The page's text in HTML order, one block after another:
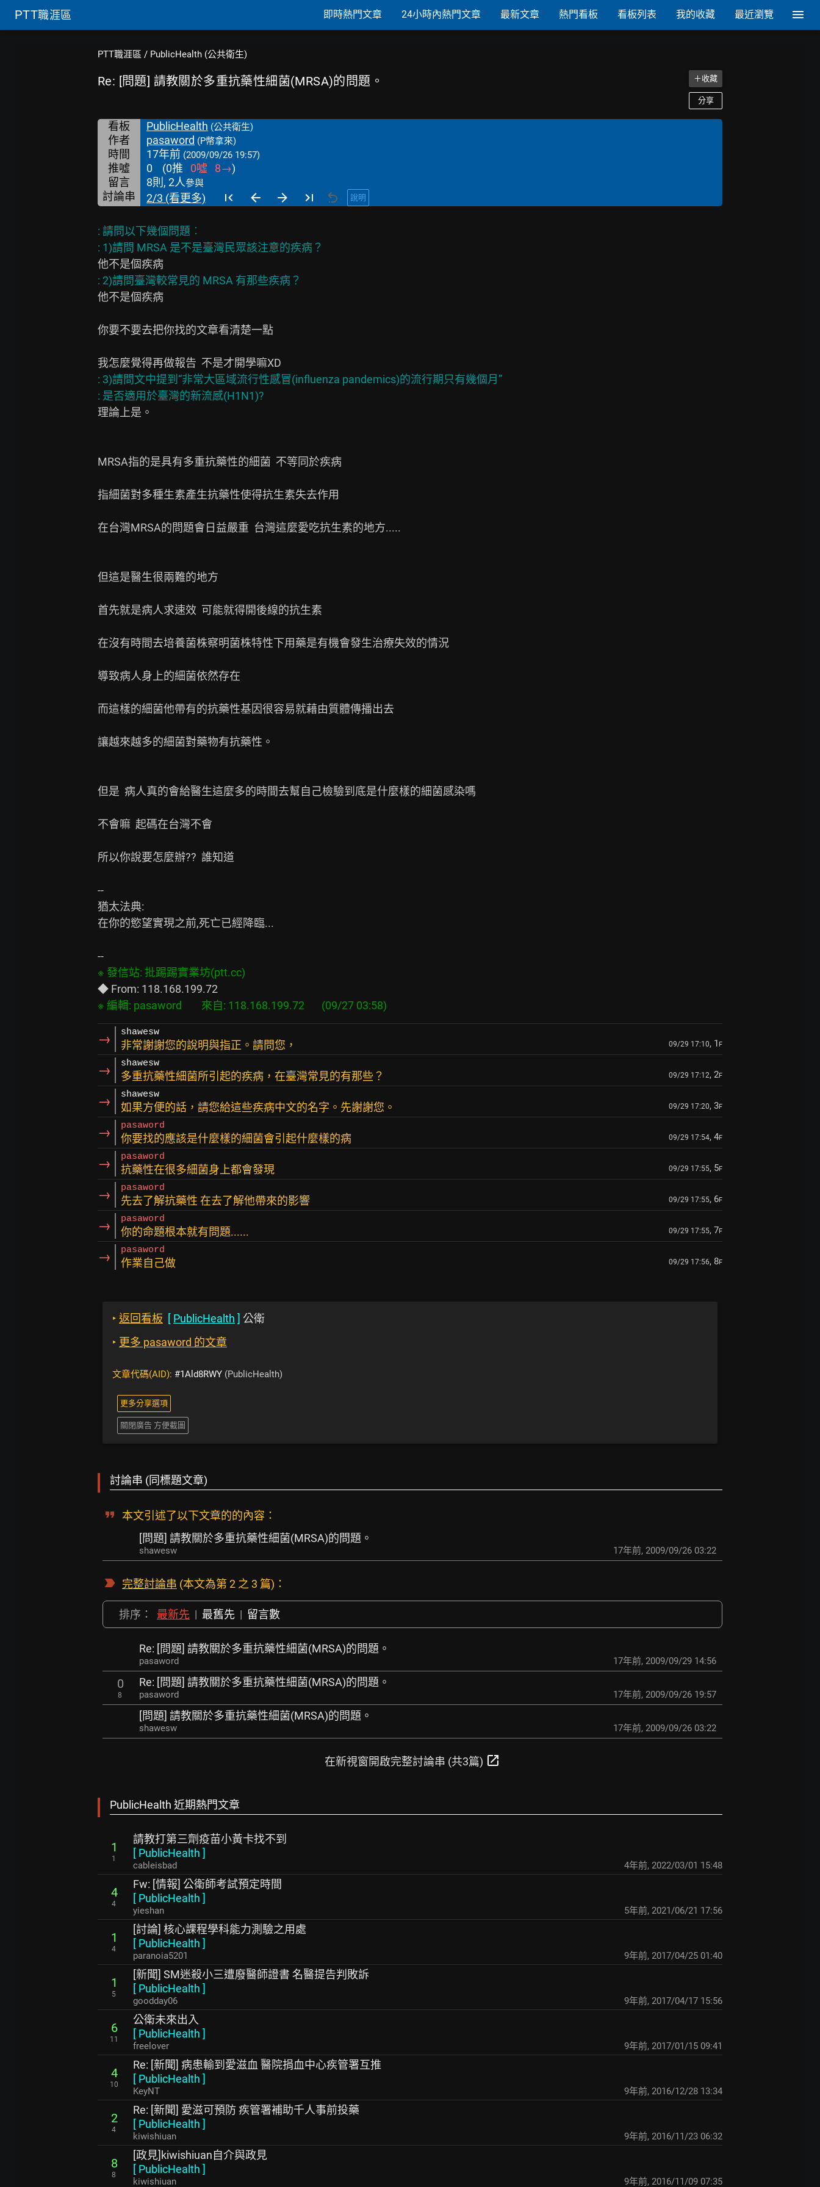
PTT職涯區 即時熱門文章 24小時內熱門文章 最新文章 熱門看板 看板列表 我的收藏 最近瀏覽
PTT職涯區 / PublicHealth (公共衛生)
Re: [問題] 請教關於多重抗藥性細菌(MRSA)的問題。 ＋收藏
分享
看板 PublicHealth (公共衛生)
作者 pasaword (P幣拿來)
時間 17年前 (2009/09/26 19:57)
推噓 0 (0推 0噓 8→)
留言
8則, 2人參與
討論串 2/3 (看更多) 說明
: 請問以下幾個問題︰
他不是個疾病
你要不要去把你找的文章看清楚一點
: 3)請問文中提到“非常大區域流行性感冒(influenza pandemics)的流行期只有幾個月”
理論上是。
MRSA指的是具有多重抗藥性的細菌  不等同於疾病
指細菌對多種生素產生抗藥性使得抗生素失去作用
在台灣MRSA的問題會日益嚴重  台灣這麼愛吃抗生素的地方.....
但這是醫生很兩難的地方
首先就是病人求速效  可能就得開後線的抗生素
在沒有時間去培養菌株察明菌株特性下用藥是有機會發生治療失效的情況
導致病人身上的細菌依然存在
而這樣的細菌他帶有的抗藥性基因很容易就藉由質體傳播出去
讓越來越多的細菌對藥物有抗藥性。
但是  病人真的會給醫生這麼多的時間去幫自己檢驗到底是什麼樣的細菌感染嗎
不會嘛  起碼在台灣不會
所以你說要怎麼辦??  誰知道
--
猶太法典:
在你的慾望實現之前,死亡已經降臨...
→ shawesw
非常謝謝您的說明與指正。請問您， 09/29 17:10, 1 F
→ shawesw
多重抗藥性細菌所引起的疾病，在臺灣常見的有那些？ 09/29 17:12, 2F
→ shawesw
如果方便的話，請您給這些疾病中文的名字。先謝謝您。 09/29 17:20, 3F
→ pasaword
你要找的應該是什麼樣的細菌會引起什麼樣的病 09/29 17:54, 4F
→ pasaword
抗藥性在很多細菌身上都會發現 09/29 17:55, 5F
→ pasaword
先去了解抗藥性 在去了解他帶來的影響 09/29 17:55, 6F
→ pasaword
你的命題根本就有問題...... 09/29 17:55, 7F
→ pasaword
作業自己做 09/29 17:56, 8F
‣ 返回看板 [ PublicHealth ] 公衛
‣ 更多 pasaword 的文章
文章代碼(AID): #1Ald8RWY (PublicHealth)
更多分享選項
關閉廣告 方便截圖
討論串 (同標題文章)
本文引述了以下文章的的內容：
[問題] 請教關於多重抗藥性細菌(MRSA)的問題。
shawesw 17年前, 2009/09/26 03:22
完整討論串 (本文為第 2 之 3 篇)：
排序： 最新先 | 最舊先 | 留言數
Re: [問題] 請教關於多重抗藥性細菌(MRSA)的問題。
pasaword 17年前, 2009/09/29 14:56
0
8
Re: [問題] 請教關於多重抗藥性細菌(MRSA)的問題。
pasaword 17年前, 2009/09/26 19:57
[問題] 請教關於多重抗藥性細菌(MRSA)的問題。
shawesw 17年前, 2009/09/26 03:22
在新視窗開啟完整討論串 (共3篇) open_in_new
PublicHealth 近期熱門文章
1
1
請教打第三劑疫苗小黃卡找不到
[ PublicHealth ]
cableisbad 4年前, 2022/03/01 15:48
4
4
Fw: [情報] 公衛師考試預定時間
[ PublicHealth ]
yieshan 5年前, 2021/06/21 17:56
1
4
[討論] 核心課程學科能力測驗之用處
[ PublicHealth ]
paranoia5201 9年前, 2017/04/25 01:40
1
5
[新聞] SM迷殺小三遭廢醫師證書 名醫提告判敗訴
[ PublicHealth ]
goodday06 9年前, 2017/04/17 15:56
6
11
公衛未來出入
[ PublicHealth ]
freelover 9年前, 2017/01/15 09:41
4
10
Re: [新聞] 病患輸到愛滋血 醫院捐血中心疾管署互推
[ PublicHealth ]
KeyNT 9年前, 2016/12/28 13:34
2
4
Re: [新聞] 愛滋可預防 疾管署補助千人事前投藥
[ PublicHealth ]
kiwishiuan 9年前, 2016/11/23 06:32
8
8
[政見]kiwishiuan自介與政見
[ PublicHealth ]
kiwishiuan 9年前, 2016/11/09 07:35